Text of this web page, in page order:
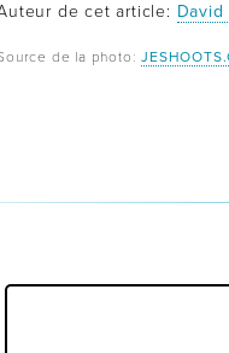
de cet article:
de la photo: